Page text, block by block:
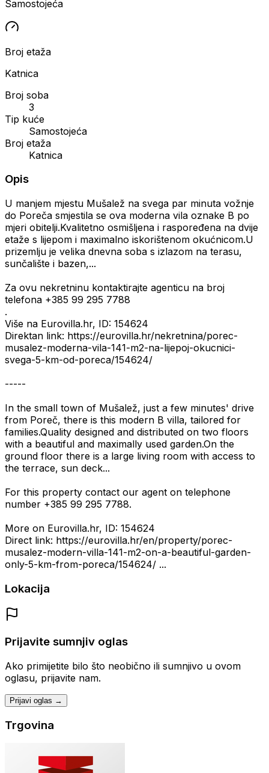
Samostojeća
Broj etaža
Katnica
Broj soba
3
Tip kuće
Samostojeća
Broj etaža
Katnica
Opis
U manjem mjestu Mušalež na svega par minuta vožnje
do Poreča smjestila se ova moderna vila oznake B po
mjeri obitelji.Kvalitetno osmišljena i raspoređena na dvije
etaže s lijepom i maximalno iskorištenom okućnicom.U
prizemlju je velika dnevna soba s izlazom na terasu,
sunčalište i bazen,...
Za ovu nekretninu kontaktirajte agenticu na broj
telefona +385 99 295 7788
.
Više na Eurovilla.hr, ID: 154624
Direktan link: https://eurovilla.hr/nekretnina/porec-
musalez-moderna-vila-141-m2-na-lijepoj-okucnici-
svega-5-km-od-poreca/154624/
-----
In the small town of Mušalež, just a few minutes' drive
from Poreč, there is this modern B villa, tailored for
families.Quality designed and distributed on two floors
with a beautiful and maximally used garden.On the
ground floor there is a large living room with access to
the terrace, sun deck...
For this property contact our agent on telephone
number +385 99 295 7788.
More on Eurovilla.hr, ID: 154624
Direct link: https://eurovilla.hr/en/property/porec-
musalez-modern-villa-141-m2-on-a-beautiful-garden-
only-5-km-from-poreca/154624/ ...
Lokacija
Prijavite sumnjiv oglas
Ako primijetite bilo što neobično ili sumnjivo u ovom
oglasu, prijavite nam.
Prijavi oglas →
Trgovina